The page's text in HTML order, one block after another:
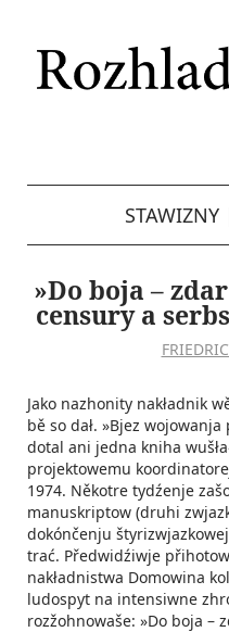
STAWIZNY
»Do boja –
censury a
Jako nazhonity nakładnik
bě so dał. »Bjez
dotal ani jedna kniha
projektowemu
1974. Někotre tydźenje
manuskriptow (druhi
dokónčenju
trać. Předwidźiwje
nakładnistwa Domowina
ludospyt na intensiwne
rozžohnowaše: »Do boja –